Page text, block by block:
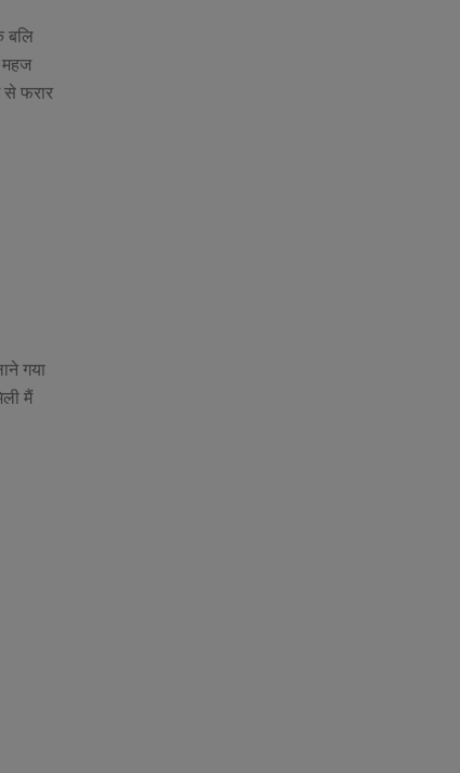
बलि
महज
से फरार
गया
मैं